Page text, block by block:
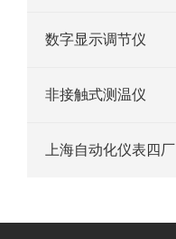
数字显示调节仪
非接触式测温仪
上海自动化仪表四厂